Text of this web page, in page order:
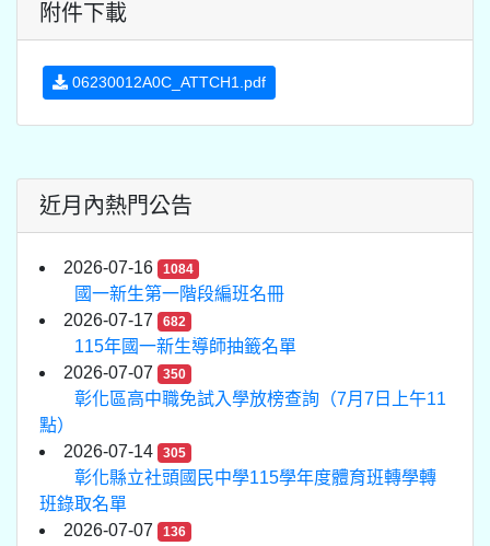
附件下載
06230012A0C_ATTCH1.pdf
近月內熱門公告
2026-07-16 1084
國一新生第一階段編班名冊
2026-07-17
682
115年國一新生導師抽籤名單
2026-07-07
350
彰化區高中職免試入學放榜查詢（7月7日上午11
點）
2026-07-14
305
彰化縣立社頭國民中學115學年度體育班轉學轉
班錄取名單
2026-07-07
136